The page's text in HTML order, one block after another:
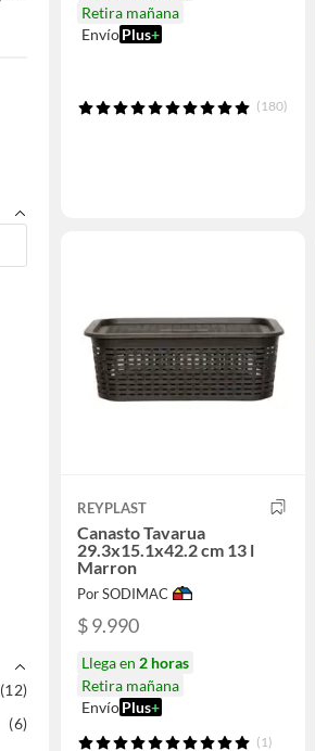
(12)
(6)
Retira mañana
EnvíoPlus+
(180)
REYPLAST
Canasto Tavarua
29.3x15.1x42.2 cm 13 l
Marron
Por SODIMAC
$ 9.990
Llega en 2 horas
Retira mañana
EnvíoPlus+
(1)